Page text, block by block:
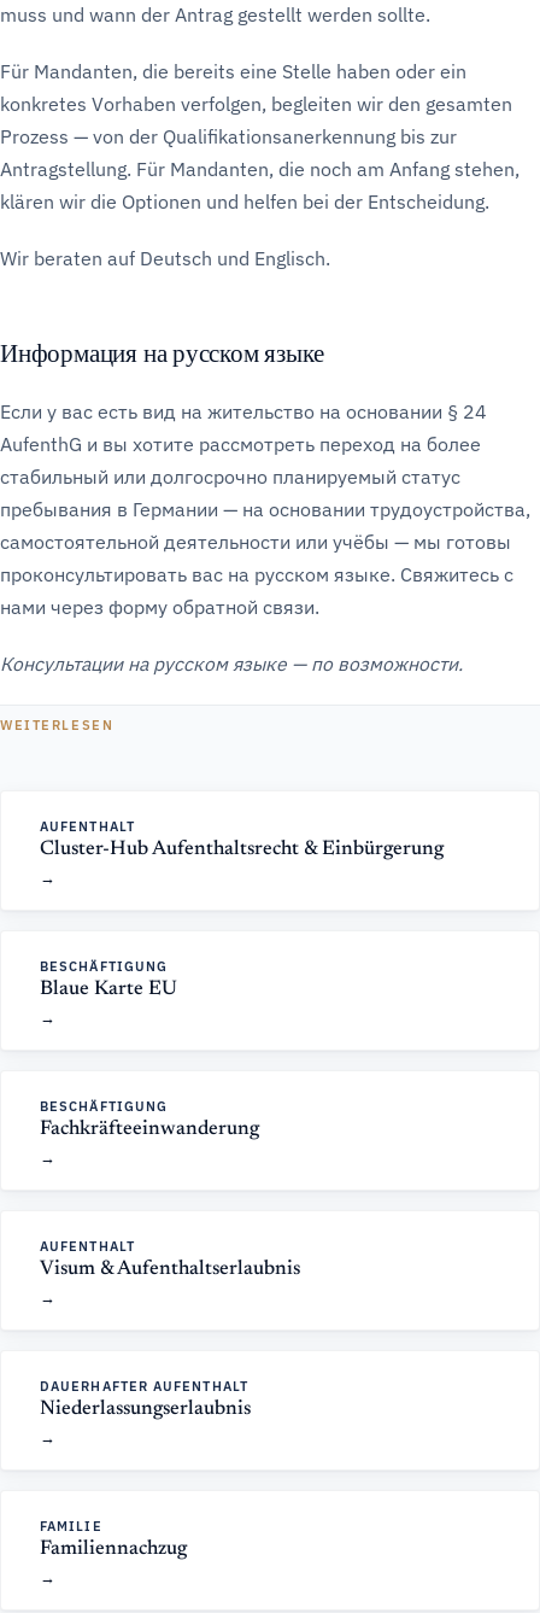
muss und wann der Antrag gestellt werden sollte.
Für Mandanten, die bereits eine Stelle haben oder ein
konkretes Vorhaben verfolgen, begleiten wir den gesamten
Prozess — von der Qualifikationsanerkennung bis zur
Antragstellung. Für Mandanten, die noch am Anfang stehen,
klären wir die Optionen und helfen bei der Entscheidung.
Wir beraten auf Deutsch und Englisch.
Информация на русском языке
Если у вас есть вид на жительство на основании § 24
AufenthG и вы хотите рассмотреть переход на более
стабильный или долгосрочно планируемый статус
пребывания в Германии — на основании трудоустройства,
самостоятельной деятельности или учёбы — мы готовы
проконсультировать вас на русском языке. Свяжитесь с
нами через форму обратной связи.
Консультации на русском языке — по возможности.
WEITERLESEN
AUFENTHALT
Cluster-Hub Aufenthaltsrecht & Einbürgerung
BESCHÄFTIGUNG
Blaue Karte EU
BESCHÄFTIGUNG
Fachkräfteeinwanderung
AUFENTHALT
Visum & Aufenthaltserlaubnis
DAUERHAFTER AUFENTHALT
Niederlassungserlaubnis
FAMILIE
Familiennachzug